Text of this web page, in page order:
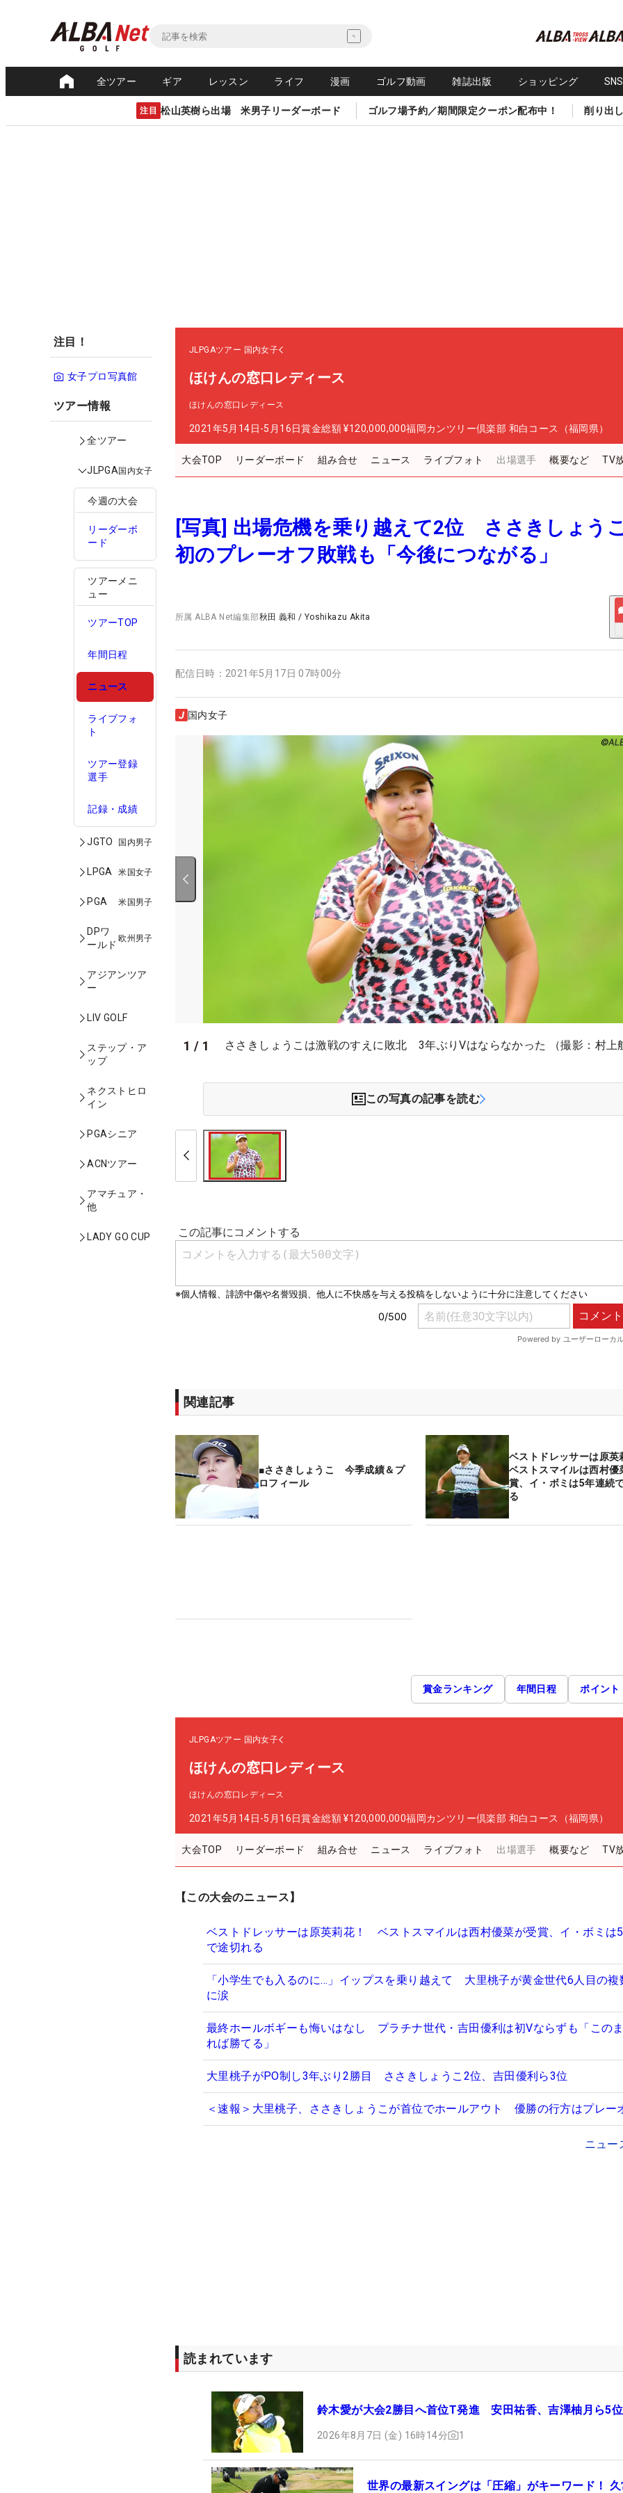
全ツアー ギア レッスン ライフ 漫画 ゴルフ動画 雑誌出版 ショッピング
注目 松山英樹ら出場 米男子リーダーボード ゴルフ場予約／期間限定クーポン配布中！ 削り出
注目！
女子プロ写真館
ツアー情報
全ツアー
JLPGA国内女子
今週の大会
リーダーボ
ード
ツアーメニ
ュー
ツアーTOP
年間日程
ニュース
ライブフォ
ト
ツアー登録
選手
記録・成績
JGTO 国内男子
LPGA 米国女子
PGA 米国男子
DPワ
ールド
欧州男子
アジアンツア
ー
LIV GOLF
ステップ・ア
ップ
ネクストヒロ
イン
PGAシニア
ACNツアー
アマチュア・
他
LADY GO CUP
JLPGAツアー 国内女子
ほけんの窓口レディース
ほけんの窓口レディース
2021年5月14日-5月16日賞金総額 ¥120,000,000福岡カンツリー倶楽部 和白コース（福岡県）
大会TOP リーダーボード 組み合せ ニュース ライブフォト 出場選手 概要など TV
[写真] 出場危機を乗り越えて2位 ささきしょう
初のプレーオフ敗戦も「今後につながる」
所属ALBA Net編集部秋田 義和 / Yoshikazu Akita
配信日時： 2021年5月17日 07時00分
国内女子
1 / 1 ささきしょうこは激戦のすえに敗北 3年ぶりVはならなかった （撮影：村上
この写真の記事を読む
関連記事
■ささきしょうこ 今季成績＆プ
ロフィール
ベストドレッサーは原
ベストスマイルは西村優
賞、イ・ボミは5年連続
る
賞金ランキング 年間日程 ポイント
JLPGAツアー 国内女子
ほけんの窓口レディース
ほけんの窓口レディース
2021年5月14日-5月16日賞金総額 ¥120,000,000福岡カンツリー倶楽部 和白コース（福岡県）
大会TOP リーダーボード 組み合せ ニュース ライブフォト 出場選手 概要など TV
【この大会のニュース】
ベストドレッサーは原英莉花！ ベストスマイルは西村優菜が受賞、イ・ボミは
で途切れる
「小学生でも入るのに…」イップスを乗り越えて 大里桃子が黄金世代6人目の複
に涙
最終ホールボギーも悔いはなし プラチナ世代・吉田優利は初Vならずも「この
れば勝てる」
大里桃子がPO制し3年ぶり2勝目 ささきしょうこ2位、吉田優利ら3位
＜速報＞大里桃子、ささきしょうこが首位でホールアウト 優勝の行方はプレー
ニュー
読まれています
鈴木愛が大会2勝目へ首位T発進 安田祐香、吉澤柚月ら5位
2026年8月7日 (金) 16時14分 1
世界の最新スイングは「圧縮」がキーワード！